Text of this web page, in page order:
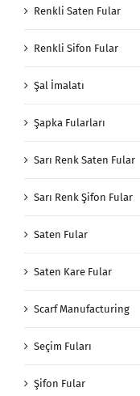
Renkli Saten Fular
Renkli Sifon Fular
Şal İmalatı
Şapka Fularları
Sarı Renk Saten Fular
Sarı Renk Şifon Fular
Saten Fular
Saten Kare Fular
Scarf Manufacturing
Seçim Fuları
Şifon Fular